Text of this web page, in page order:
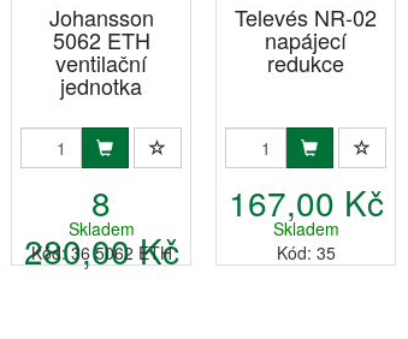
Johansson
5062 ETH
ventilační
jednotka
8
280,00 Kč
Skladem
Kód: 36 5062 ETH
Televés NR-02
napájecí
redukce
167,00 Kč
Skladem
Kód: 35